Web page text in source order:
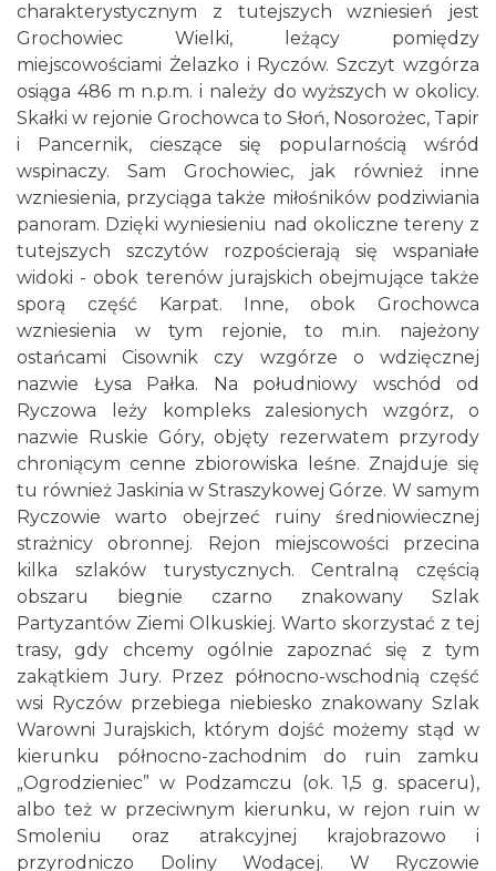
charakterystycznym z tutejszych wzniesień jest
Grochowiec Wielki, leżący pomiędzy
miejscowościami Żelazko i Ryczów. Szczyt wzgórza
osiąga 486 m n.p.m. i należy do wyższych w okolicy.
Skałki w rejonie Grochowca to Słoń, Nosorożec, Tapir
i Pancernik, cieszące się popularnością wśród
wspinaczy. Sam Grochowiec, jak również inne
wzniesienia, przyciąga także miłośników podziwiania
panoram. Dzięki wyniesieniu nad okoliczne tereny z
tutejszych szczytów rozpościerają się wspaniałe
widoki - obok terenów jurajskich obejmujące także
sporą część Karpat. Inne, obok Grochowca
wzniesienia w tym rejonie, to m.in. najeżony
ostańcami Cisownik czy wzgórze o wdzięcznej
nazwie Łysa Pałka. Na południowy wschód od
Ryczowa leży kompleks zalesionych wzgórz, o
nazwie Ruskie Góry, objęty rezerwatem przyrody
chroniącym cenne zbiorowiska leśne. Znajduje się
tu również Jaskinia w Straszykowej Górze. W samym
Ryczowie warto obejrzeć ruiny średniowiecznej
strażnicy obronnej. Rejon miejscowości przecina
kilka szlaków turystycznych. Centralną częścią
obszaru biegnie czarno znakowany Szlak
Partyzantów Ziemi Olkuskiej. Warto skorzystać z tej
trasy, gdy chcemy ogólnie zapoznać się z tym
zakątkiem Jury. Przez północno-wschodnią część
wsi Ryczów przebiega niebiesko znakowany Szlak
Warowni Jurajskich, którym dojść możemy stąd w
kierunku północno-zachodnim do ruin zamku
„Ogrodzieniec” w Podzamczu (ok. 1,5 g. spaceru),
albo też w przeciwnym kierunku, w rejon ruin w
Smoleniu oraz atrakcyjnej krajobrazowo i
przyrodniczo Doliny Wodącej. W Ryczowie